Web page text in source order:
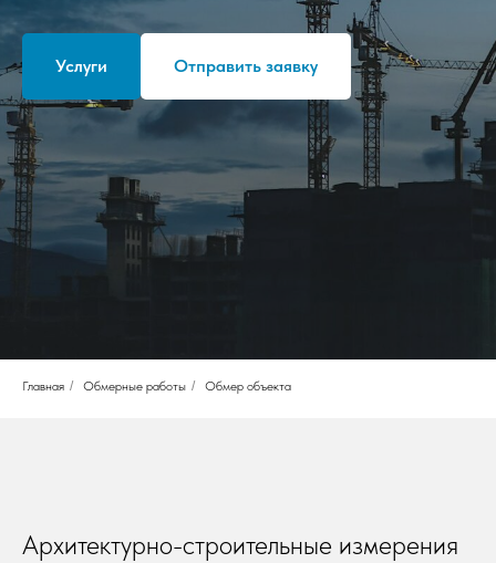
Услуги Отправить заявку
Главная / Обмерные работы / Обмер объекта
Архитектурно-строительные измерения